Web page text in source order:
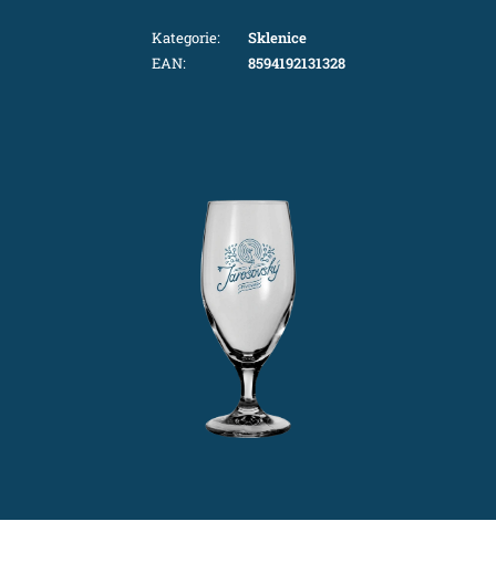
Kategorie:
Sklenice
EAN: 8594192131328